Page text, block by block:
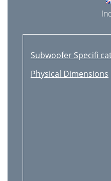
Subwoofer Speciﬁ
Physical Dimensions